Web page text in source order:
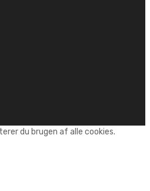
du brugen af alle cookies.